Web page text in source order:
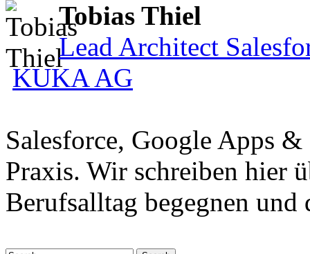
Tobias Thiel
Lead Architect
KUKA AG
Salesforce, Google Apps
Praxis. Wir schreiben hier
Berufsalltag begegnen